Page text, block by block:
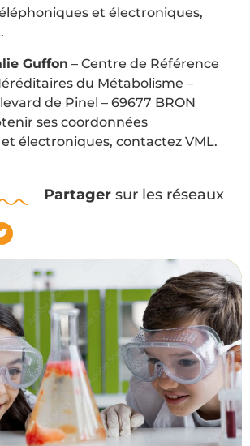
et électroniques,
Guffon – Centre de Référence
du Métabolisme –
de Pinel – 69677 BRON
ses coordonnées
électroniques, contactez VML.
Partagersur les réseaux